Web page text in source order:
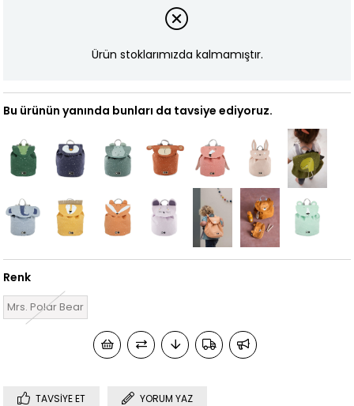
Ürün stoklarımızda kalmamıştır.
Bu ürünün yanında bunları da tavsiye ediyoruz.
Renk
Mrs. Polar Bear
TAVSIYE ET YORUM YAZ